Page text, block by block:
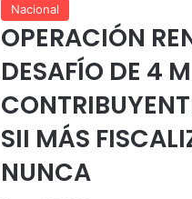
Nacional
OPERACIÓN
DESAFÍO DE 4
SII MÁS
NUNCA